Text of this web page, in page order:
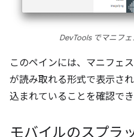
DevTools でマニフェ
このペインには、マニフェ
が読み取れる形式で表示さ
込まれていることを確認でき
モバイルのスプラ